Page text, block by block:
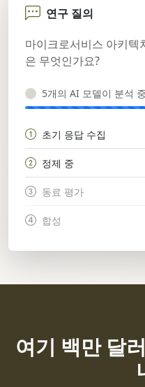
연구 질의
마이크로서비스 아키텍
은 무엇인가요?
5개의 AI 모델이 분석
초기 응답 수집
정제 중
동료 평가
합성
여기 백만 달